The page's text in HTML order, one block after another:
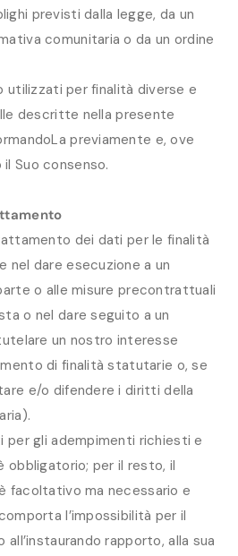
previsti dalla legge, da un
comunitaria o da un ordine
utilizzati per finalità diverse e
descritte nella presente
previamente e, ove
Suo consenso.
dei dati per le finalità
nel dare esecuzione a un
o alle misure precontrattuali
o nel dare seguito a un
un nostro interesse
di finalità statutarie o, se
e/o difendere i diritti della
per gli adempimenti richiesti e
obbligatorio; per il resto, il
facoltativo ma necessario e
l’impossibilità per il
rapporto, alla sua